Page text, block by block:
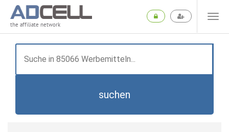
the affiliate network
suchen